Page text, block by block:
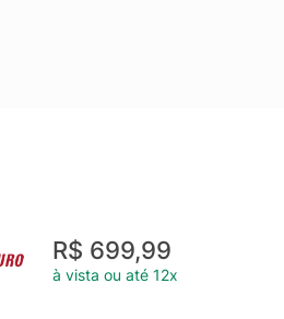
R$ 699,99
à vista ou até 12x